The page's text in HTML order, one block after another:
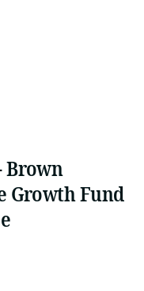
Brown
Growth Fund